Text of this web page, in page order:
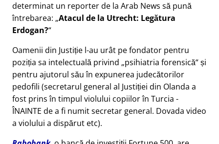
determinat un reporter de la Arab News să pună
întrebarea: Atacul de la Utrecht: Legătura
Erdogan?
Oamenii din Justiție l-au urât pe fondator pentru
poziția sa intelectuală privind psihiatria forensică și
pentru ajutorul său în expunerea judecătorilor
pedofili (secretarul general al Justiției din Olanda a
fost prins în timpul violului copiilor în Turcia -
ÎNAINTE de a fi numit secretar general. Dovada video
a violului a dispărut etc).